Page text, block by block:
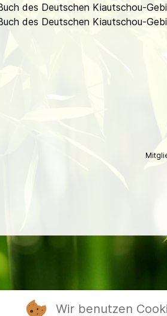
des Deutschen Kiautschou-
des Deutschen Kiautschou-
Wir benutzen